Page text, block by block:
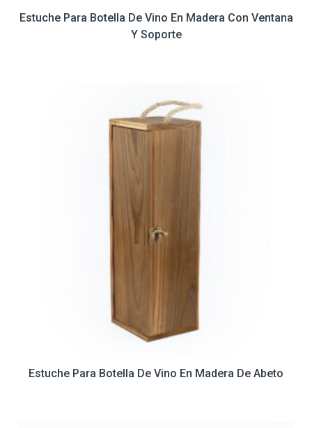
Estuche Para Botella De Vino En Madera Con Ventana
Y Soporte
Estuche Para Botella De Vino En Madera De Abeto